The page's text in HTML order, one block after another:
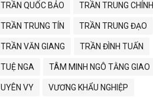
TRẦN QUỐC BẢO TRẦN TRUNG CHÍNH
TRẦN TRUNG TÍN TRẦN TRUNG ĐẠO
TRẦN VĂN GIANG TRẦN ĐÌNH TUẤN
TUỆ NGA TÂM MINH NGÔ TẰNG GIAO
UYÊN VY VƯƠNG KHẨU NGHIỆP